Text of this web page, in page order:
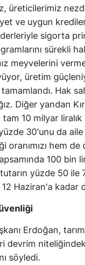
üreticilerimiz
ve uygun
sigorta
sürekli
meyvelerini
üretim
Hak
Diğer yandan
tam 10 milyar
30'unu da
oranımızı hem
100 bin
yüzde 50 ile
Haziran'a kadar
Erdoğan,
devrim
söyledi.